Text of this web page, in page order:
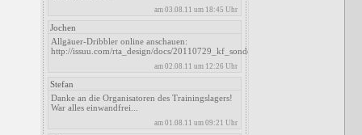
am 03.08.11 um 18:45 Uhr
Jochen
Allgäuer-Dribbler online anschauen:
http://issuu.com/rta_design/docs/20110729_kf_sonderbeilage
am 02.08.11 um 12:26 Uhr
Stefan
Danke an die Organisatoren des Trainingslagers!
War alles einwandfrei...
am 01.08.11 um 09:21 Uhr